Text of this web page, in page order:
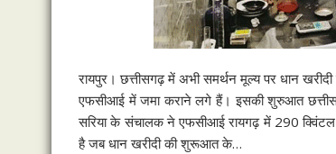
रायपुर। छत्तीसगढ़ में अभी समर्थन मूल्य पर धान
एफसीआई में जमा कराने लगे हैं। इसकी शुरुआत
सरिया के संचालक ने एफसीआई रायगढ़ में 290
है जब धान खरीदी की शुरूआत के…